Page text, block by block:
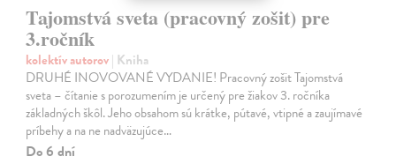
Tajomstvá sveta (pracovný zošit) pre
3.ročník
kolektív autorov| Kniha
DRUHÉ INOVOVANÉ VYDANIE! Pracovný zošit Tajomstvá
sveta – čítanie s porozumením je určený pre žiakov 3. ročníka
základných škôl. Jeho obsahom sú krátke, pútavé, vtipné a zaujímavé
príbehy a na ne nadväzujúce…
Do 6 dní